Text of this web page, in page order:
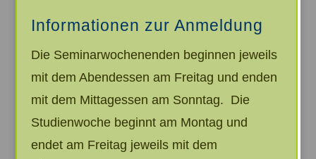
Informationen zur Anmeldung
Die Seminarwochenenden beginnen jeweils
mit dem Abendessen am Freitag und enden
mit dem Mittagessen am Sonntag. Die
Studienwoche beginnt am Montag und
endet am Freitag jeweils mit dem